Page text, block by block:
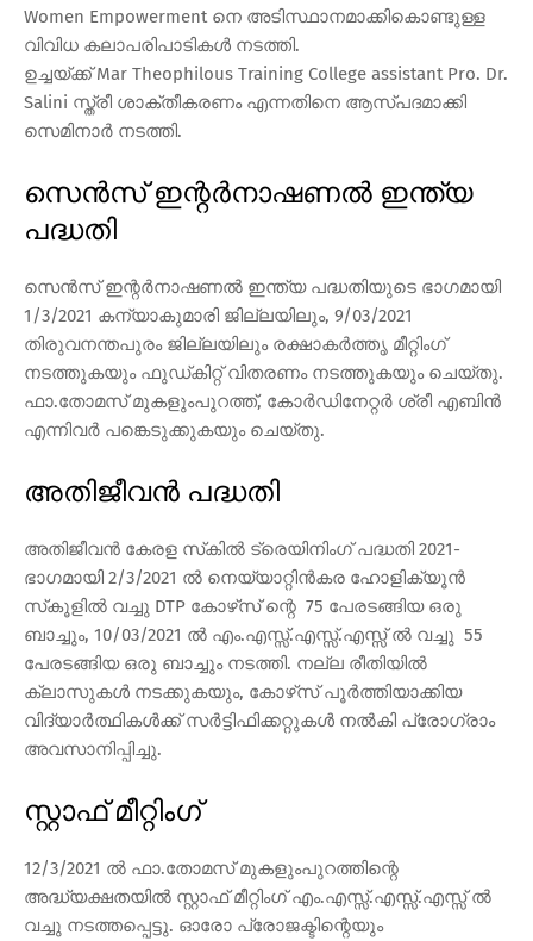
Women Empowerment നെ അടിസ്ഥാനമാക്കികൊണ്ടുള്ള
വിവിധ കലാപരിപാടികള്‍ നടത്തി.
ഉച്ചയ്ക്ക് Mar Theophilous Training College assistant Pro. Dr.
Salini സ്ത്രീ ശാക്തീകരണം എന്നതിനെ ആസ്പദമാക്കി
സെമിനാര്‍ നടത്തി.
സെന്‍സ് ഇന്റര്‍നാഷണല്‍ ഇന്ത്യ
പദ്ധതി
സെന്‍സ് ഇന്റര്‍നാഷണല്‍ ഇന്ത്യ പദ്ധതിയുടെ ഭാഗമായി
1/3/2021 കന്യാകുമാരി ജില്ലയിലും, 9/03/2021
തിരുവനന്തപുരം ജില്ലയിലും രക്ഷാകര്‍ത്തൃ മീറ്റിംഗ്
നടത്തുകയും ഫുഡ്കിറ്റ് വിതരണം നടത്തുകയും ചെയ്തു.
ഫാ.തോമസ് മുകളുംപുറത്ത്, കോര്‍ഡിനേറ്റര്‍ ശ്രീ എബിന്‍
എന്നിവര്‍ പങ്കെടുക്കുകയും ചെയ്തു.
അതിജീവന്‍ പദ്ധതി
അതിജീവന്‍ കേരള സ്‌കില്‍ ട്രെയിനിംഗ് പദ്ധതി 2021-
ഭാഗമായി 2/3/2021 ല്‍ നെയ്യാറ്റിന്‍കര ഹോളിക്യൂന്‍
സ്‌കൂളില്‍ വച്ചു DTP കോഴ്‌സ് ന്റെ 75 പേരടങ്ങിയ ഒരു
ബാച്ചും, 10/03/2021 ല്‍ എം.എസ്സ്.എസ്സ്.എസ്സ് ല്‍ വച്ചു 55
പേരടങ്ങിയ ഒരു ബാച്ചും നടത്തി. നല്ല രീതിയില്‍
ക്ലാസുകള്‍ നടക്കുകയും, കോഴ്‌സ് പൂര്‍ത്തിയാക്കിയ
വിദ്യാര്‍ത്ഥികള്‍ക്ക് സര്‍ട്ടിഫിക്കറ്റുകള്‍ നല്‍കി പ്രോഗ്രാം
അവസാനിപ്പിച്ചു.
സ്റ്റാഫ് മീറ്റിംഗ്
12/3/2021 ല്‍ ഫാ.തോമസ് മുകളുംപുറത്തിന്റെ
അദ്ധ്യക്ഷതയില്‍ സ്റ്റാഫ് മീറ്റിംഗ് എം.എസ്സ്.എസ്സ്.എസ്സ് ല്‍
വച്ചു നടത്തപ്പെട്ടു. ഓരോ പ്രോജക്ടിന്റെയും